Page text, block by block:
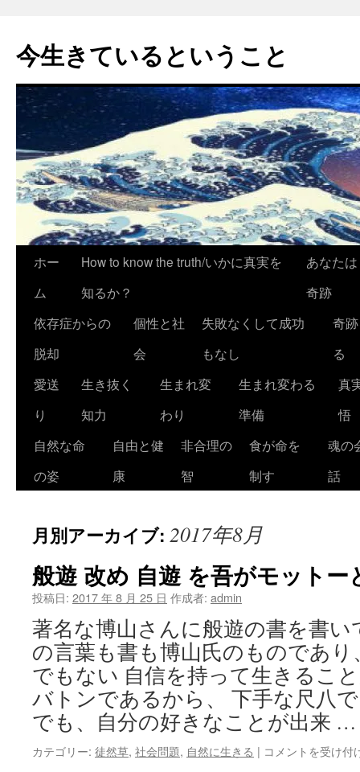
今生きているということ
テ
ツ
キ
ホー
ム
How to know the truth/いかに真実を
知るか？
あなたは
奇跡
依存症からの
脱却
個性と社
会
失敗なくして成功
もなし
奇
る
愛送
り
生き抜く
知力
生まれ変
わり
生まれ変わる
準備
真
悟
自然な命
の姿
自由と健
康
非合理の
智
食が命を
制す
魂の
話
月別アーカイブ: 2017年8月
般遊 改め 自遊 を吾がモットー
投稿日: 2017 年 8 月 25 日 作成者: admin
著名な博山さんに般遊の書を書
の言葉も書も博山氏のものであ
でもない 自信を持って生きるこ
バトンであるから、 下手な尺八
でも、自分の好きなことが出来
カテゴリー: 徒然草, 社会問題, 自然に生きる | 般
コメントを受け付